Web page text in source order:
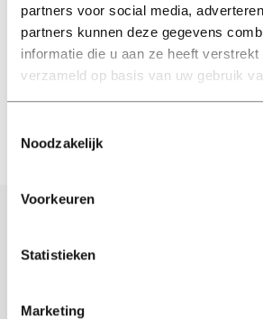
partners voor social media,
partners kunnen deze gegevens
informatie die u aan ze heeft verstrekt
verzameld op basis van uw gebruik
Noodzakelijk
Voorkeuren
Statistieken
Marketing
Wonen in een
het gewicht
geschiedenis
19 januari 2017
Blijf op de hoogte. Meld je aan voor